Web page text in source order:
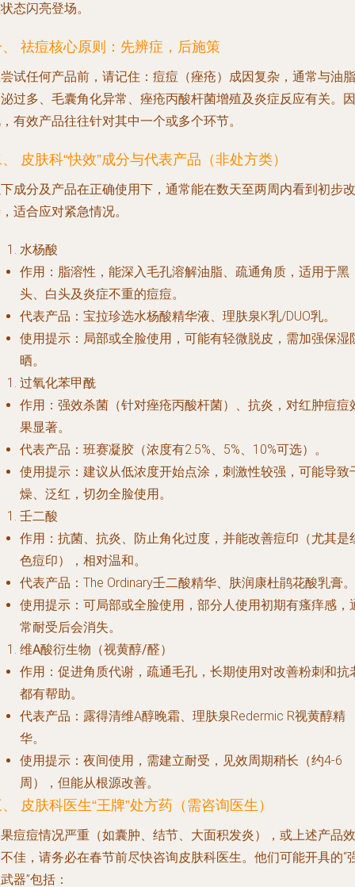
态闪亮登场。
祛痘核心原则：先辨症，后施策
试任何产品前，请记住：痘痘（痤疮）成因复杂，通常与油脂
过多、毛囊角化异常、痤疮丙酸杆菌增殖及炎症反应有关。因
有效产品往往针对其中一个或多个环节。
皮肤科“快效”成分与代表产品（非处方类）
成分及产品在正确使用下，通常能在数天至两周内看到初步改
适合应对紧急情况。
水杨酸
作用 ：脂溶性，能深入毛孔溶解油脂、疏通角质，适用于黑
头、白头及炎症不重的痘痘。
代表产品 ：宝拉珍选水杨酸精华液、理肤泉K乳/DUO乳。
使用提示 ：局部或全脸使用，可能有轻微脱皮，需加强保湿
晒。
过氧化苯甲酰
作用 ：强效杀菌（针对痤疮丙酸杆菌）、抗炎，对红肿痘痘
果显著。
代表产品 ：班赛凝胶（浓度有2.5%、5%、10%可选）。
使用提示 ：建议从低浓度开始点涂，刺激性较强，可能导致
燥、泛红，切勿全脸使用。
壬二酸
作用 ：抗菌、抗炎、防止角化过度，并能改善痘印（尤其是
色痘印），相对温和。
代表产品 ：The Ordinary壬二酸精华、肤润康杜鹃花酸乳膏。
使用提示 ：可局部或全脸使用，部分人使用初期有瘙痒感，
常耐受后会消失。
维A酸衍生物（视黄醇/醛）
作用 ：促进角质代谢，疏通毛孔，长期使用对改善粉刺和抗
都有帮助。
代表产品 ：露得清维A醇晚霜、理肤泉Redermic R视黄醇精
华。
使用提示 ：夜间使用，需建立耐受，见效周期稍长（约4-6
周），但能从根源改善。
皮肤科医生“王牌”处方药（需咨询医生）
痘痘情况严重（如囊肿、结节、大面积发炎），或上述产品效
佳，请务必在春节前尽快咨询皮肤科医生。他们可能开具的“
器”包括：